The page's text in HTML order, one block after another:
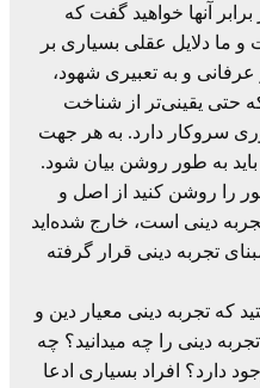
آنها خواهید گفت که
ما دلایل عقلی بسیاری بر
عرفانی و به تعبیری شهود،
حتی یقینی‌تر از شناخت
سروکار دارد. به هر جهت
به طور روشن بیان شود.
را روشن کنید از اصل و
دینی است، خارج شده‌اید
تجربه دینی قرار گرفته
تجربه دینی معیار دین و
دینی را چه میدانید؟ چه
دارد؟ افراد بسیاری ادعا